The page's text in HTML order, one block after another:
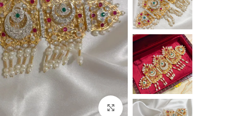
Click to enlarge